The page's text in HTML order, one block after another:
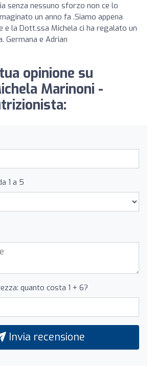
senza nessuno sforzo non ce lo
un anno fa .Siamo appena
e la Dott.ssa Michela ci ha regalato un
Germana e Adrian
opinione su
Marinoni -
1 a 5
quanto costa 1 + 6?
Invia recensione